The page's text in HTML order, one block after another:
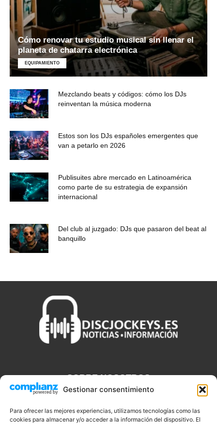
Gestionar consentimiento
Para ofrecer las mejores experiencias, utilizamos tecnologías como las
cookies para almacenar y/o acceder a la información del dispositivo. El
Cómo renovar tu estudio musical sin llenar el
planeta de chatarra electrónica
EQUIPAMIENTO
Mezclando beats y códigos: cómo los DJs
reinventan la música moderna
Estos son los DJs españoles emergentes que
van a petarlo en 2026
Publisuites abre mercado en Latinoamérica
como parte de su estrategia de expansión
internacional
Del club al juzgado: DJs que pasaron del beat al
banquillo
SOBRE NOSOTROS
que necesitas saber sobre noticias, novedades, tecnologías y
aplicaciones que te ayudaran a ser un mejor Djs.